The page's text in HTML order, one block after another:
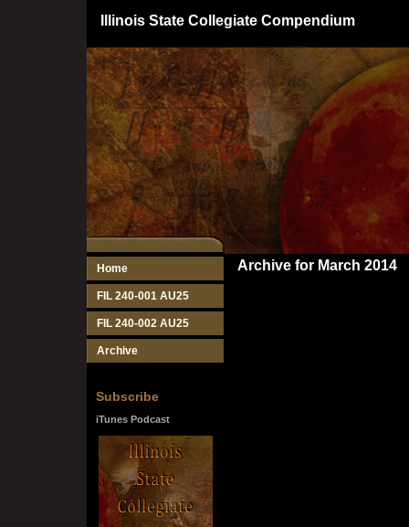
Illinois State Collegiate Compendium
Home
FIL 240-001 AU25
FIL 240-002 AU25
Archive
Subscribe
iTunes Podcast
Archive for March 2014